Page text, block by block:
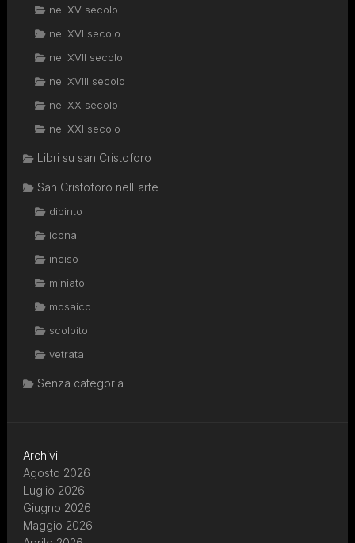
nel XV secolo
nel XVI secolo
nel XVII secolo
nel XVIII secolo
nel XX secolo
nel XXI secolo
Libri su san Cristoforo
San Cristoforo nell'arte
dipinto
icona
inciso
miniato
mosaico
scolpito
vetrata
Senza categoria
Archivi
Agosto 2026
Luglio 2026
Giugno 2026
Maggio 2026